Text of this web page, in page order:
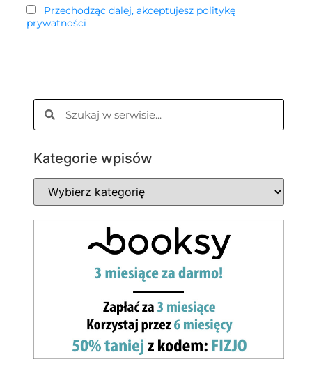
Przechodząc dalej, akceptujesz politykę
prywatności
Kategorie wpisów